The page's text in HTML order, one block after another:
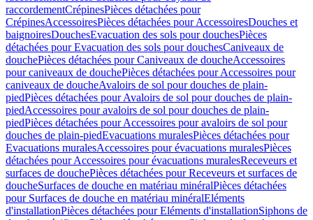
raccordementCrépinesPièces détachées pour
CrépinesAccessoiresPièces détachées pour AccessoiresDouches et
baignoiresDouchesEvacuation des sols pour douchesPièces
détachées pour Evacuation des sols pour douchesCaniveaux de
douchePièces détachées pour Caniveaux de doucheAccessoires
pour caniveaux de douchePièces détachées pour Accessoires pour
caniveaux de doucheAvaloirs de sol pour douches de plain-
piedPièces détachées pour Avaloirs de sol pour douches de plain-
piedAccessoires pour avaloirs de sol pour douches de plain-
piedPièces détachées pour Accessoires pour avaloirs de sol pour
douches de plain-piedEvacuations muralesPièces détachées pour
Evacuations muralesAccessoires pour évacuations muralesPièces
détachées pour Accessoires pour évacuations muralesReceveurs et
surfaces de douchePièces détachées pour Receveurs et surfaces de
doucheSurfaces de douche en matériau minéralPièces détachées
pour Surfaces de douche en matériau minéralEléments
d'installationPièces détachées pour Eléments d'installationSiphons de